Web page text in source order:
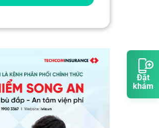
Đặt
khám